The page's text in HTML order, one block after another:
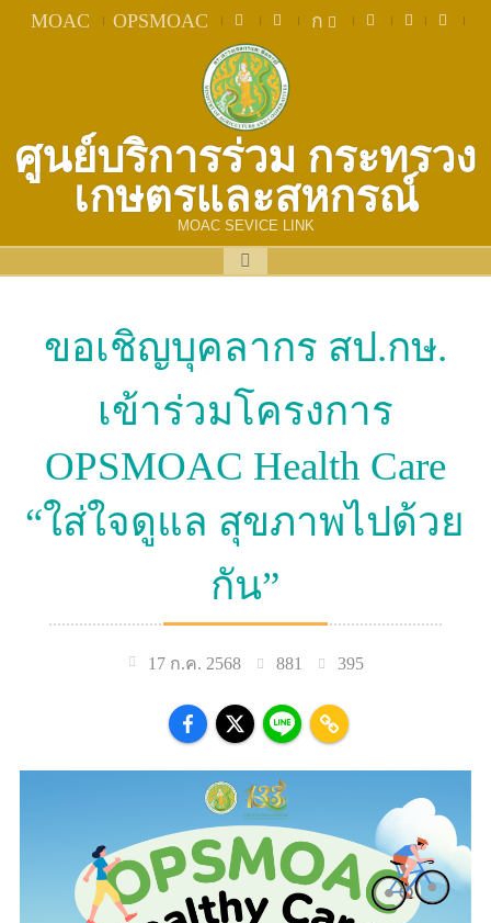
MOAC OPSMOAC ก
ศูนย์บริการร่วม กระทรวง
เกษตรและสหกรณ์
MOAC SEVICE LINK
ขอเชิญบุคลากร สป.กษ.
เข้าร่วมโครงการ
OPSMOAC Health Care
“ใส่ใจดูแล สุขภาพไปด้วย
กัน”
17 ก.ค. 2568 881 395